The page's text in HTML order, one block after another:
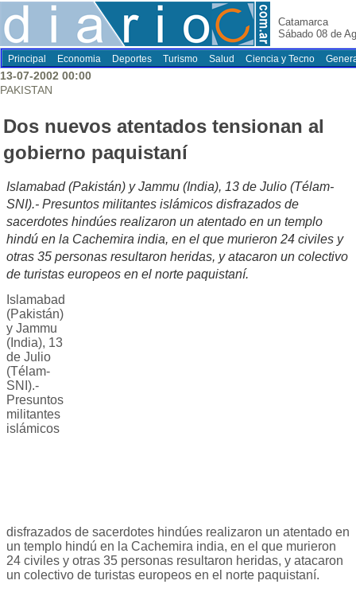
Catamarca
Sábado 08 de
Principal Economia Deportes Turismo Salud Ciencia y Tecno
13-07-2002 00:00
PAKISTAN
Dos nuevos atentados tensionan al
gobierno paquistaní
Islamabad (Pakistán) y Jammu (India), 13 de Julio (Télam-
SNI).- Presuntos militantes islámicos disfrazados de
sacerdotes hindúes realizaron un atentado en un templo
hindú en la Cachemira india, en el que murieron 24 civiles y
otras 35 personas resultaron heridas, y atacaron un colectivo
de turistas europeos en el norte paquistaní.
Islamabad
(Pakistán)
y Jammu
(India), 13
de Julio
(Télam-
SNI).-
Presuntos
militantes
islámicos
disfrazados de sacerdotes hindúes realizaron un atentado en
un templo hindú en la Cachemira india, en el que murieron
24 civiles y otras 35 personas resultaron heridas, y atacaron
un colectivo de turistas europeos en el norte paquistaní.